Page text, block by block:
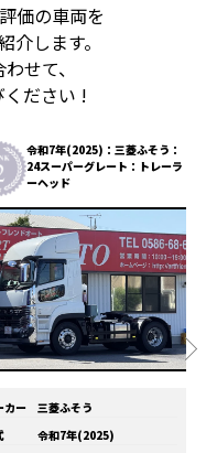
価の車両を
介します。
せて、
ださい !
令和7年(2025)：三菱ふそう：
24スーパーグレート：トレーラ
ーヘッド
カー
三菱ふそう
令和7年(2025)